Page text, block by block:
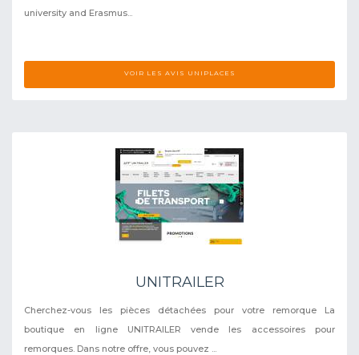
university and Erasmus...
VOIR LES AVIS UNIPLACES
UNITRAILER
Cherchez-vous les pièces détachées pour votre remorque La
boutique en ligne UNITRAILER vende les accessoires pour
remorques. Dans notre offre, vous pouvez ...